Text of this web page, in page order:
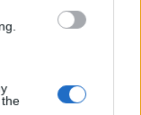
Vodafone One Pro
non hanno un piano